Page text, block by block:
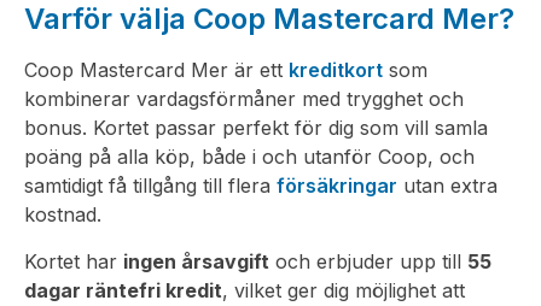
Varför välja Coop Mastercard Mer?
Coop Mastercard Mer är ett kreditkort som
kombinerar vardagsförmåner med trygghet och
bonus. Kortet passar perfekt för dig som vill samla
poäng på alla köp, både i och utanför Coop, och
samtidigt få tillgång till flera försäkringar utan extra
kostnad.
Kortet har ingen årsavgift och erbjuder upp till 55
dagar räntefri kredit, vilket ger dig möjlighet att